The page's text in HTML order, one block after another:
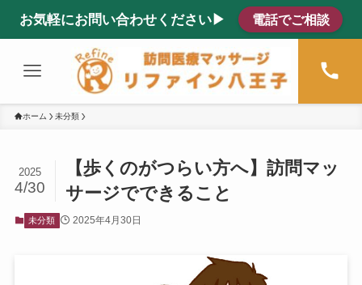
お気軽にお問い合わせください▶ 電話でご相談
ホーム 未分類
【歩くのがつらい方へ】訪問マッ
サージでできること
2025
4/30
未分類 2025年4月30日